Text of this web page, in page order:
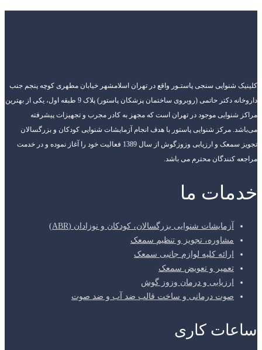
کلینیک شنوایی سنجی پاستـور واقع در تهران اسلامشهر خیابان مطهری کوچه پنجم جنب
داروخانه دکتر حاتمی (روبروی ساختمان پزشکان پاستور) پلاک 9 طبقه اول، یکی از بهترین
مراکز شنوایی موجود در تهران است که مجهز به کادر مجرب و تجهیزات پیشرفته
می‌باشد. مرکز شنوایی پاستور با هدف انجام آزمایشات شنوایی کودکان و بزرگسالان
تجویز سمعک و ارزیابی وزوزگوش از سال 1389 فعالیت خود را آغاز نموده و در خدمت
مراجعه کنندگان محترم می باشد.
خدمات ما
آزمایشات شنوایی بزرگسالان، کودکان و نوزادان (ABR)
مشاوره، تجویز و تنظیم سمعک
ارائه کلیه لوازم جانبی سمعک
تعمیر و تعویض سمعک
ارزیابی و درمان وزوز گوش
صوت درمانی و ساخت قالب ضد آب و ضد صوت
ساعات کاری